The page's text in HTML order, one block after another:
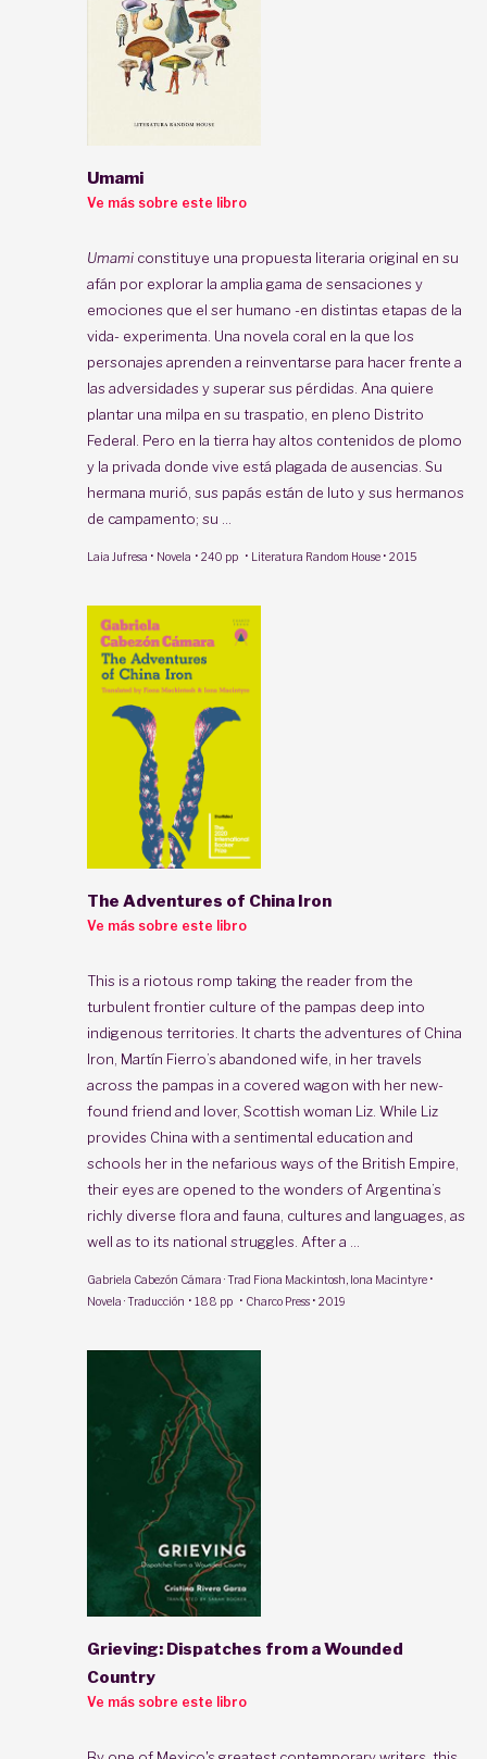
Umami
Ve más sobre este libro
Umami constituye una propuesta literaria original en su
afán por explorar la amplia gama de sensaciones y
emociones que el ser humano -en distintas etapas de la
vida- experimenta. Una novela coral en la que los
personajes aprenden a reinventarse para hacer frente a
las adversidades y superar sus pérdidas. Ana quiere
plantar una milpa en su traspatio, en pleno Distrito
Federal. Pero en la tierra hay altos contenidos de plomo
y la privada donde vive está plagada de ausencias. Su
hermana murió, sus papás están de luto y sus hermanos
de campamento; su ...
Laia Jufresa · Novela · 240 pp · Literatura Random House · 2015
The Adventures of China Iron
Ve más sobre este libro
This is a riotous romp taking the reader from the
turbulent frontier culture of the pampas deep into
indigenous territories. It charts the adventures of China
Iron, Martín Fierro’s abandoned wife, in her travels
across the pampas in a covered wagon with her new-
found friend and lover, Scottish woman Liz. While Liz
provides China with a sentimental education and
schools her in the nefarious ways of the British Empire,
their eyes are opened to the wonders of Argentina’s
richly diverse flora and fauna, cultures and languages, as
well as to its national struggles. After a ...
Gabriela Cabezón Cámara · Trad Fiona Mackintosh Iona Macintyre ·
Novela · Traducción · 188 pp · Charco Press · 2019
Grieving: Dispatches from a Wounded
Country
Ve más sobre este libro